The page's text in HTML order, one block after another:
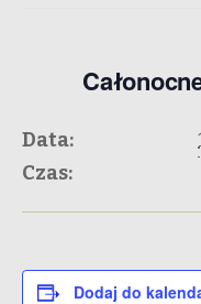
Data:
Czas:
Dodaj do